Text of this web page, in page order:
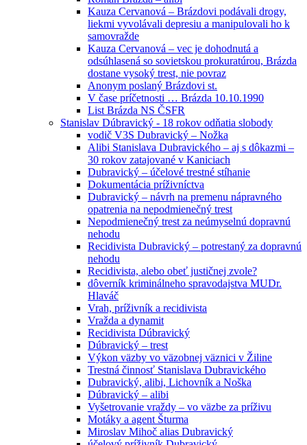
Kauza Cervanová – Brázdovi podávali drogy,
liekmi vyvolávali depresiu a manipulovali ho k
samovražde
Kauza Cervanová – vec je dohodnutá a
odsúhlasená so sovietskou prokuratúrou, Brázda
dostane vysoký trest, nie povraz
Anonym poslaný Brázdovi st.
V čase príčetnosti … Brázda 10.10.1990
List Brázda NS ČSFR
Stanislav Dúbravický - 18 rokov odňatia slobody
vodič V3S Dubravický – Nožka
Alibi Stanislava Dubravického – aj s dôkazmi –
30 rokov zatajované v Kaniciach
Dubravický – účelové trestné stíhanie
Dokumentácia príživníctva
Dubravický – návrh na premenu nápravného
opatrenia na nepodmienečný trest
Nepodmienečný trest za neúmyselnú dopravnú
nehodu
Recidivista Dubravický – potrestaný za dopravnú
nehodu
Recidivista, alebo obeť justičnej zvole?
dôverník kriminálneho spravodajstva MUDr.
Hlaváč
Vrah, príživník a recidivista
Vražda a dynamit
Recidivista Dúbravický
Dúbravický – trest
Výkon väzby vo väzobnej väznici v Žiline
Trestná činnosť Stanislava Dubravického
Dubravický, alibi, Lichovník a Noška
Dúbravický – alibi
Vyšetrovanie vraždy – vo väzbe za príživu
Motáky a agent Šturma
Miroslav Mihoč alias Dubravický